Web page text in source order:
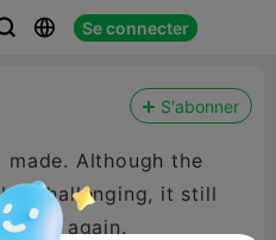
 Se connecter
S'abonner
Although the
challenging, it still
print again.